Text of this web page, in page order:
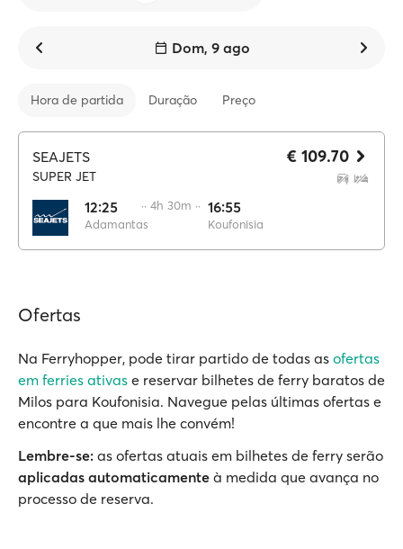
Dom, 9 ago
Hora de partida Duração Preço
SEAJETS
SUPER JET
12:25
Adamantas
·· 4h 30m ·· 16:55
Koufonisia
€ 109.70
Ofertas
Na Ferryhopper, pode tirar partido de todas as ofertas
em ferries ativas e reservar bilhetes de ferry baratos de
Milos para Koufonisia. Navegue pelas últimas ofertas e
encontre a que mais lhe convém!
Lembre-se: as ofertas atuais em bilhetes de ferry serão
aplicadas automaticamente à medida que avança no
processo de reserva.